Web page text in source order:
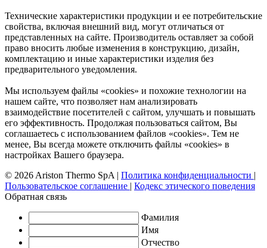
Технические характеристики продукции и ее потребительские
свойства, включая внешний вид, могут отличаться от
представленных на сайте. Производитель оставляет за собой
право вносить любые изменения в конструкцию, дизайн,
комплектацию и иные характеристики изделия без
предварительного уведомления.
Мы используем файлы «cookies» и похожие технологии на
нашем сайте, что позволяет нам анализировать
взаимодействие посетителей с сайтом, улучшать и повышать
его эффективность. Продолжая пользоваться сайтом, Вы
соглашаетесь с использованием файлов «cookies». Тем не
менее, Вы всегда можете отключить файлы «cookies» в
настройках Вашего браузера.
© 2026 Ariston Thermo SpA | Политика конфиденциальности |
Пользовательское соглашение | Кодекс этического поведения
Обратная связь
Фамилия
Имя
Отчество